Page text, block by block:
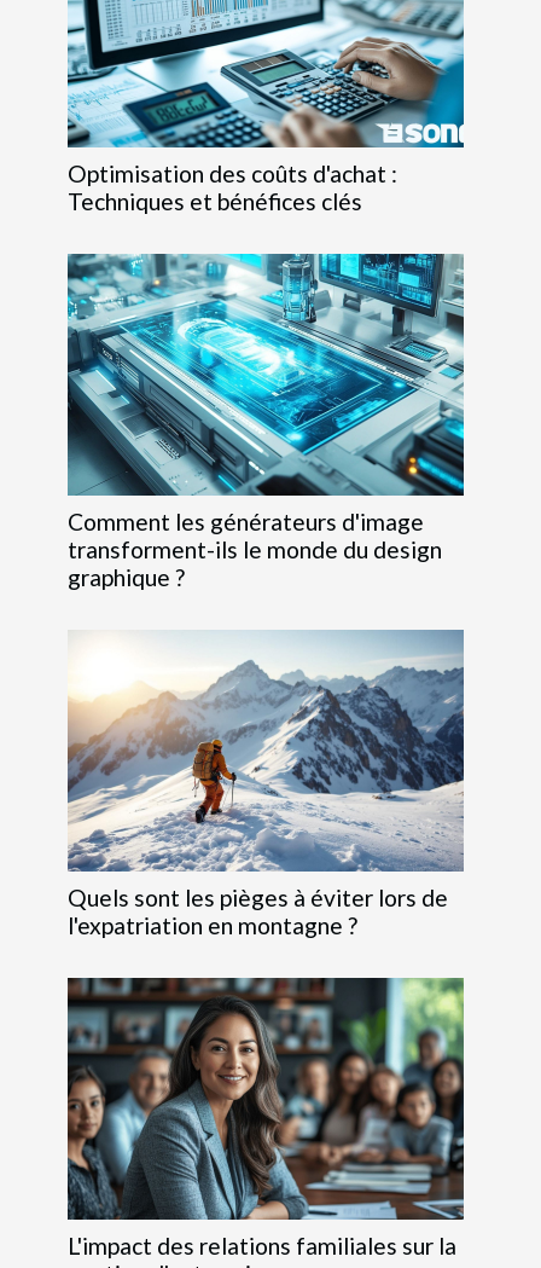
Optimisation des coûts d'achat :
Techniques et bénéfices clés
Comment les générateurs d'image
transforment-ils le monde du design
graphique ?
Quels sont les pièges à éviter lors de
l'expatriation en montagne ?
L'impact des relations familiales sur la